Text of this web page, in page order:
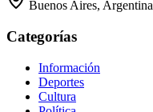
Buenos Aires, Argentina
Categorías
Información
Deportes
Cultura